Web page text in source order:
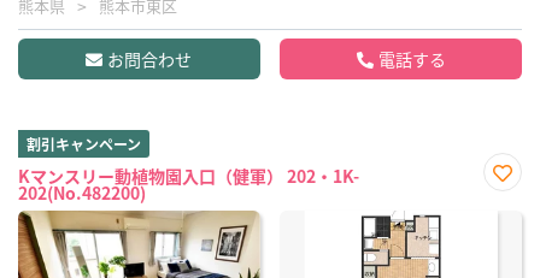
熊本県 熊本市東区
お問合わせ 電話する
割引キャンペーン
Kマンスリー動植物園入口（健軍） 202・1K-
202(No.482200)
に入